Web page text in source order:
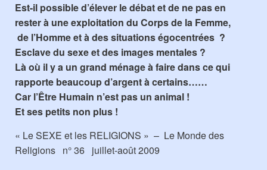
Est-il possible d’élever le débat et de ne pas en
rester à une exploitation du Corps de la Femme,
de l’Homme et à des situations égocentrées ?
Esclave du sexe et des images mentales ?
Là où il y a un grand ménage à faire dans ce qui
rapporte beaucoup d’argent à certains……
Car l’Être Humain n’est pas un animal !
Et ses petits non plus !
« Le SEXE et les RELIGIONS » – Le Monde des
Religions n° 36 juillet-août 2009